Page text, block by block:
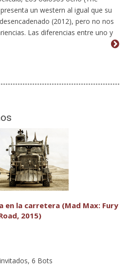
un western al igual que su
(2012), pero no nos
Las diferencias entre uno y
en la carretera (Mad Max: Fury
2015)
6 Bots